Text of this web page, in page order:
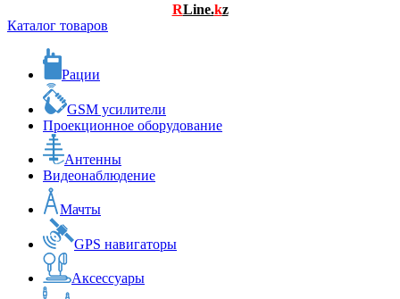
RLine.kz
Каталог товаров
Рации
GSM усилители
Проекционное оборудование
Антенны
Видеонаблюдение
Мачты
GPS навигаторы
Аксессуары